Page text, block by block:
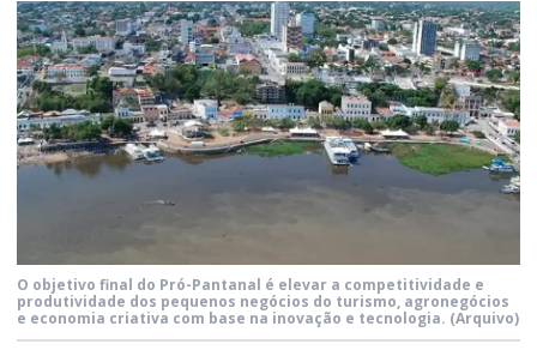
O objetivo final do Pró-Pantanal é elevar a competitividade e
produtividade dos pequenos negócios do turismo, agronegócios
e economia criativa com base na inovação e tecnologia. (Arquivo)